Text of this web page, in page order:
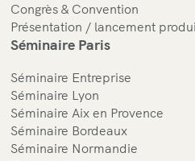
Congrès & Convention
Présentation / lancement
Séminaire Paris
Séminaire Entreprise
Séminaire Lyon
Séminaire Aix en Provence
Séminaire Bordeaux
Séminaire Normandie